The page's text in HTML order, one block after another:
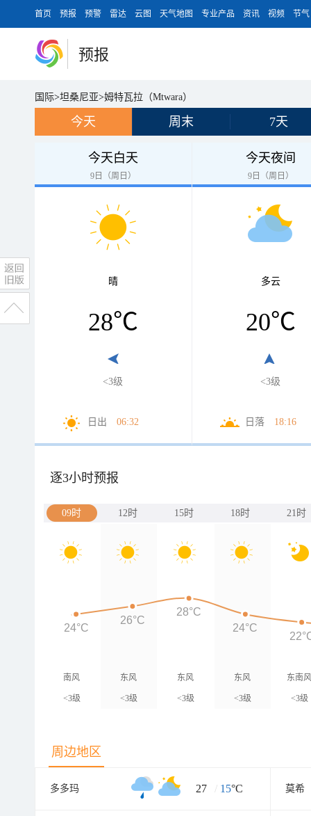
首页 预报 预警 雷达 云图 天气地图 专业产品 资讯 视频 节气
预报
国际>坦桑尼亚>姆特瓦拉（Mtwara）
今天 周末 7天
今天白天
9日（周日）
晴
28℃
<3级
日出 06:32
今天夜间
9日（周日）
多云
20℃
<3级
日落 18:16
逐3小时预报
09时 12时 15时 18时 21时
南风
<3级
东风
<3级
东风
<3级
东风
<3级
东南
<3级
24°C
26°C
28°C
24°C
周边地区
多多玛 27 / 15°C 莫希